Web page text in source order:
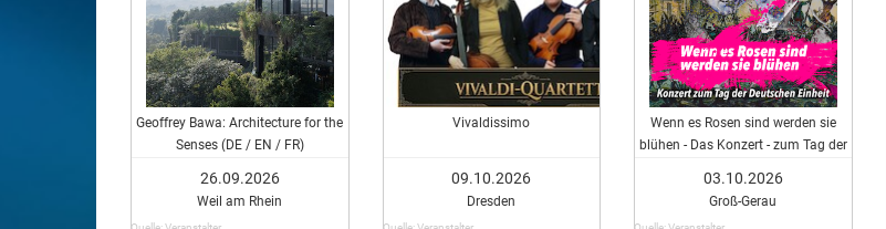
Geoffrey Bawa: Architecture for the
Senses (DE / EN / FR)
26.09.2026
Weil am Rhein
Vivaldissimo
09.10.2026
Dresden
Wenn es Rosen sind werden sie
blühen - Das Konzert - zum Tag der
03.10.2026
Groß-Gerau